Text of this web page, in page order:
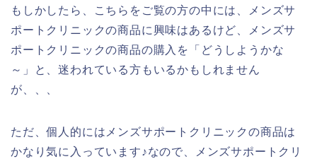
もしかしたら、こちらをご覧の方の中には、メンズサ
ポートクリニックの商品に興味はあるけど、メンズサ
ポートクリニックの商品の購入を「どうしようかな
～」と、迷われている方もいるかもしれません
が、、、
ただ、個人的にはメンズサポートクリニックの商品は
かなり気に入っています♪なので、メンズサポートクリ